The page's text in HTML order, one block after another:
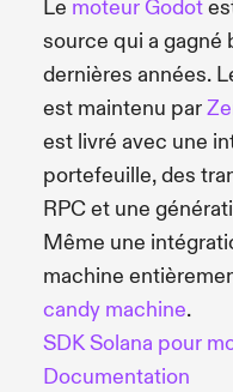
Le moteur Godot
source qui a gagné
dernières années.
est maintenu par
est livré avec une
portefeuille, des
RPC et une
Même une
machine
candy machine.
SDK Solana pour
Documentation